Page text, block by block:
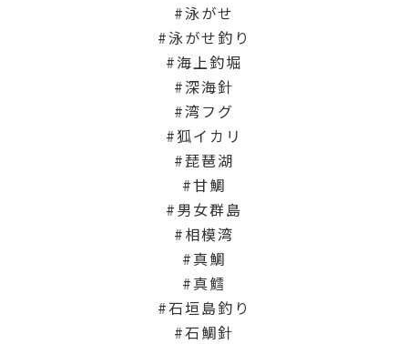
泳がせ
泳がせ釣り
海上釣堀
深海針
湾フグ
狐イカリ
琵琶湖
甘鯛
男女群島
相模湾
真鯛
真鱈
石垣島釣り
石鯛針